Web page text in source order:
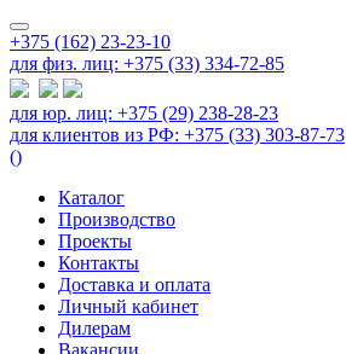
+375 (162) 23-23-10
для физ. лиц: +375 (33) 334-72-85
для юр. лиц: +375 (29) 238-28-23
для клиентов из РФ: +375 (33) 303-87-73
()
Каталог
Производство
Проекты
Контакты
Доставка и оплата
Личный кабинет
Дилерам
Вакансии